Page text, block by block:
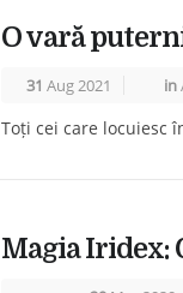
O vară
31 Aug 2021 in
Toți cei care locuiesc
Magia Iridex: